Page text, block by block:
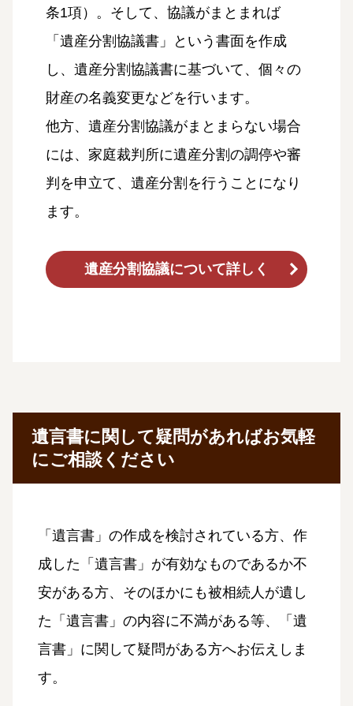
条1項）。そして、協議がまとまれば
「遺産分割協議書」という書面を作成
し、遺産分割協議書に基づいて、個々の
財産の名義変更などを行います。
他方、遺産分割協議がまとまらない場合
には、家庭裁判所に遺産分割の調停や審
判を申立て、遺産分割を行うことになり
ます。
遺産分割協議について詳しく
遺言書に関して疑問があればお気軽
にご相談ください
「遺言書」の作成を検討されている方、作
成した「遺言書」が有効なものであるか不
安がある方、そのほかにも被相続人が遺し
た「遺言書」の内容に不満がある等、「遺
言書」に関して疑問がある方へお伝えしま
す。